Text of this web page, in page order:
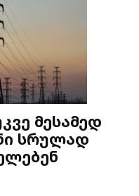
მესამედ
სრულად